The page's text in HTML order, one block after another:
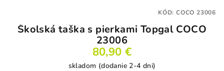
Školská taška s pierkami Topgal COCO
23006
80,90 €
skladom (dodanie 2-4 dni)
KÓD: COCO 23006